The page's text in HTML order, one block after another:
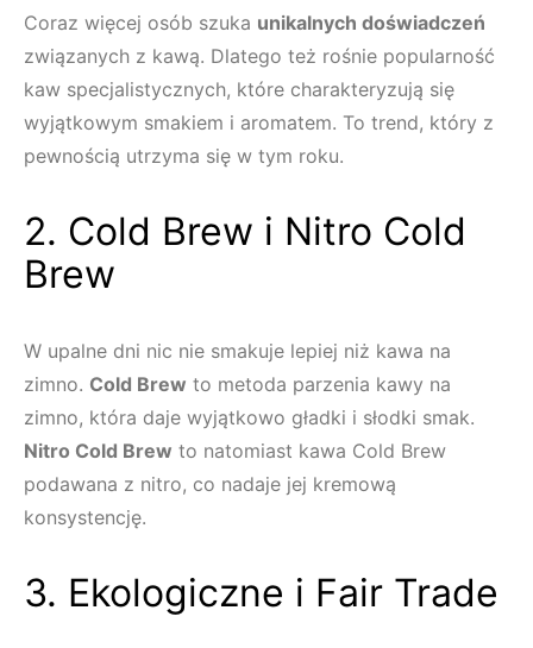
Coraz więcej osób szuka unikalnych doświadczeń
związanych z kawą. Dlatego też rośnie popularność
kaw specjalistycznych, które charakteryzują się
wyjątkowym smakiem i aromatem. To trend, który z
pewnością utrzyma się w tym roku.
2. Cold Brew i Nitro Cold
Brew
W upalne dni nic nie smakuje lepiej niż kawa na
zimno. Cold Brew to metoda parzenia kawy na
zimno, która daje wyjątkowo gładki i słodki smak.
Nitro Cold Brew to natomiast kawa Cold Brew
podawana z nitro, co nadaje jej kremową
konsystencję.
3. Ekologiczne i Fair Trade